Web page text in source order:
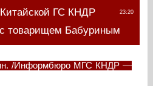
23:20
ГС КНДР
с товарищем Бабуриным
/Информбюро МГС КНДР —